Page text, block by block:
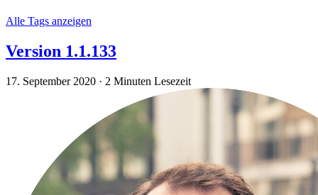
Alle Tags anzeigen
Version 1.1.133
17. September 2020 · 2 Minuten Lesezeit